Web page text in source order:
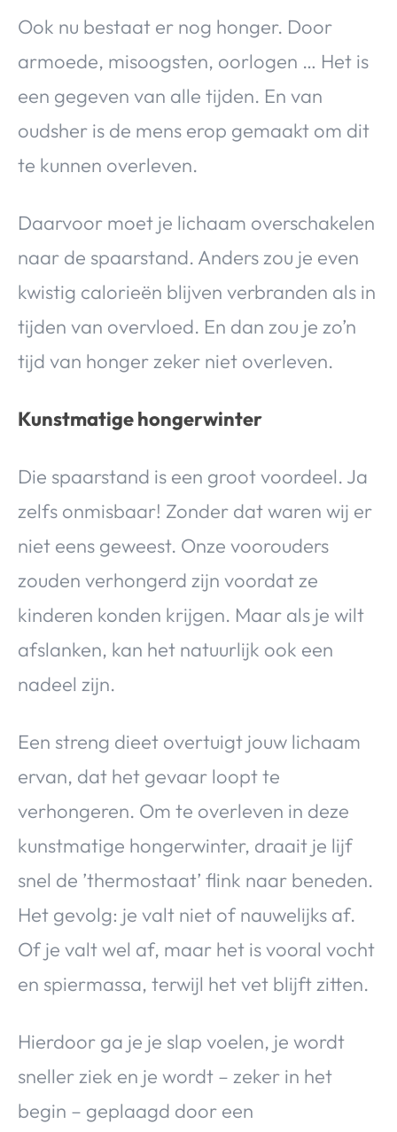
Ook nu bestaat er nog honger. Door
armoede, misoogsten, oorlogen … Het is
een gegeven van alle tijden. En van
oudsher is de mens erop gemaakt om dit
te kunnen overleven.
Daarvoor moet je lichaam overschakelen
naar de spaarstand. Anders zou je even
kwistig calorieën blijven verbranden als in
tijden van overvloed. En dan zou je zo’n
tijd van honger zeker niet overleven.
Kunstmatige hongerwinter
Die spaarstand is een groot voordeel. Ja
zelfs onmisbaar! Zonder dat waren wij er
niet eens geweest. Onze voorouders
zouden verhongerd zijn voordat ze
kinderen konden krijgen. Maar als je wilt
afslanken, kan het natuurlijk ook een
nadeel zijn.
Een streng dieet overtuigt jouw lichaam
ervan, dat het gevaar loopt te
verhongeren. Om te overleven in deze
kunstmatige hongerwinter, draait je lijf
snel de ’thermostaat’ flink naar beneden.
Het gevolg: je valt niet of nauwelijks af.
Of je valt wel af, maar het is vooral vocht
en spiermassa, terwijl het vet blijft zitten.
Hierdoor ga je je slap voelen, je wordt
sneller ziek en je wordt – zeker in het
begin – geplaagd door een